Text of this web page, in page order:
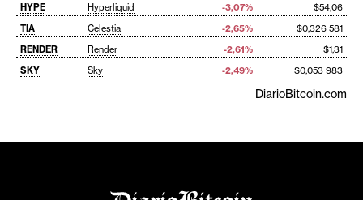
HYPE
Hyperliquid -3,07%
$54,06
TIA
Celestia -2,65%
$0,326 581
RENDER
Render -2,61%
$1,31
SKY
Sky -2,49% $0,053 983
DiarioBitcoin.com